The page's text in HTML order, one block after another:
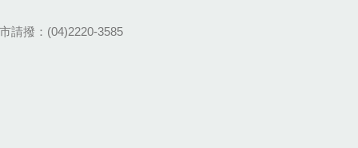
請撥：(04)2220-3585